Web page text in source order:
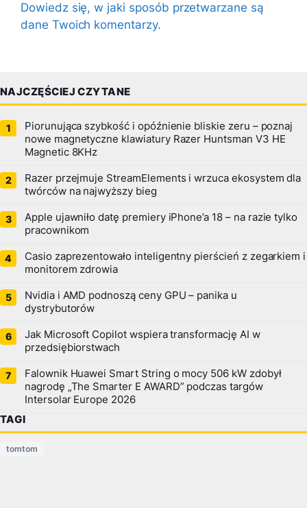
Dowiedz się, w jaki sposób przetwarzane są
dane Twoich komentarzy.
NAJCZĘŚCIEJ CZYTANE
Piorunująca szybkość i opóźnienie bliskie zeru – poznaj
nowe magnetyczne klawiatury Razer Huntsman V3 HE
Magnetic 8KHz
Razer przejmuje StreamElements i wrzuca ekosystem dla
twórców na najwyższy bieg
Apple ujawniło datę premiery iPhone’a 18 – na razie tylko
pracownikom
Casio zaprezentowało inteligentny pierścień z zegarkiem i
monitorem zdrowia
Nvidia i AMD podnoszą ceny GPU – panika u
dystrybutorów
Jak Microsoft Copilot wspiera transformację AI w
przedsiębiorstwach
Falownik Huawei Smart String o mocy 506 kW zdobył
nagrodę „The Smarter E AWARD” podczas targów
Intersolar Europe 2026
TAGI
tomtom